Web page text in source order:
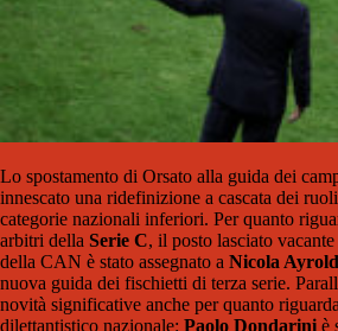
Lo spostamento di Orsato alla guida dei
innescato una ridefinizione a cascata dei
categorie nazionali inferiori. Per quanto
arbitri della Serie C, il posto lasciato
della CAN è stato assegnato a Nicola
nuova guida dei fischietti di terza serie.
novità significative anche per quanto
dilettantistico nazionale: Paolo Dondarini è